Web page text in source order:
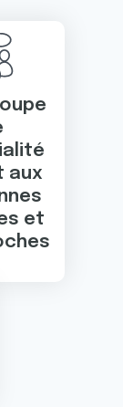
aux
et